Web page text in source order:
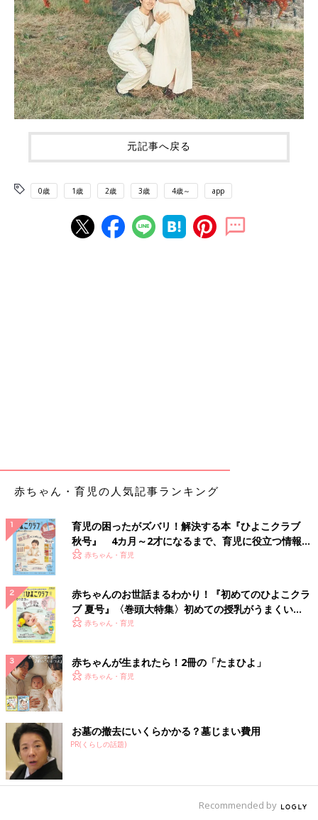
元記事へ戻る
0歳 1歳 2歳 3歳 4歳～ app
赤ちゃん・育児の人気記事ランキング
育児の困ったがズバリ！解決する本『ひよこクラブ
秋号』 4カ月～2才になるまで、育児に役立つ情報が
いっぱい！
赤ちゃん・育児
赤ちゃんのお世話まるわかり！『初めてのひよこクラ
ブ 夏号』〈巻頭大特集〉初めての授乳がうまくい
く！ おっぱい・ミルクの基本と夏のトラブル 解決テ
赤ちゃん・育児
赤ちゃんが生まれたら！2冊の「たまひよ」
赤ちゃん・育児
お墓の撤去にいくらかかる？墓じまい費用
PR(くらしの話題)
Recommended by